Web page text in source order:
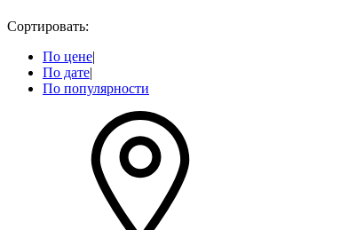
Сортировать:
По цене|
По дате|
По популярности